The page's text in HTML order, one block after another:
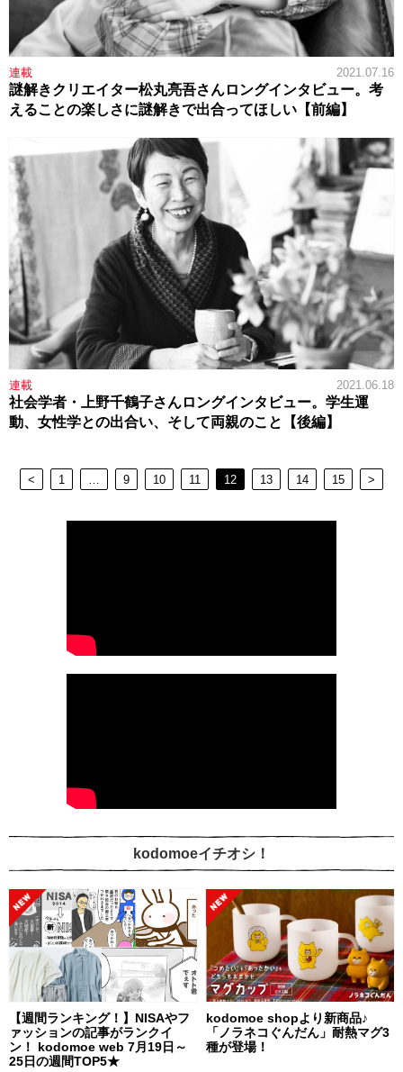
連載 2021.07.16
謎解きクリエイター松丸亮吾さんロングインタビュー。考
えることの楽しさに謎解きで出合ってほしい【前編】
連載 2021.06.18
社会学者・上野千鶴子さんロングインタビュー。学生運
動、女性学との出合い、そして両親のこと【後編】
< 1 9 10 11 12 13 14 15 >
kodomoeイチオシ！
【週間ランキング！】NISAやフ
ァッションの記事がランクイ
ン！ kodomoe web 7月19日～
25日の週間TOP5★
kodomoe shopより新商品♪
「ノラネコぐんだん」耐熱マグ3
種が登場！